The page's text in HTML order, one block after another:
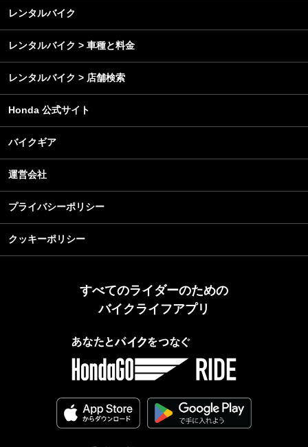
レンタルバイク
レンタルバイク > 車種と料金
レンタルバイク > 店舗検索
Honda 公式サイト
バイクギア
運営会社
プライバシーポリシー
クッキーポリシー
すべてのライダーのための
バイクライフアプリ